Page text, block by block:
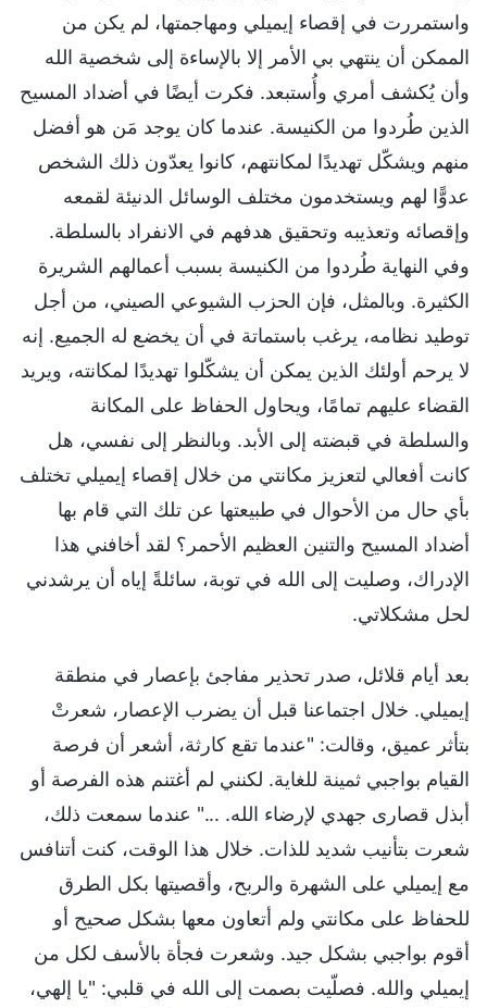
واستمررت في إقصاء إيميلي ومهاجمتها، لم يكن من
الممكن أن ينتهي بي الأمر إلا بالإساءة إلى شخصية الله
وأن يُكشف أمري وأُستبعد. فكرت أيضًا في أضداد المسيح
الذين طُردوا من الكنيسة. عندما كان يوجد مَن هو أفضل
منهم ويشكّل تهديدًا لمكانتهم، كانوا يعدّون ذلك الشخص
عدوًّا لهم ويستخدمون مختلف الوسائل الدنيئة لقمعه
وإقصائه وتعذيبه وتحقيق هدفهم في الانفراد بالسلطة.
وفي النهاية طُردوا من الكنيسة بسبب أعمالهم الشريرة
الكثيرة. وبالمثل، فإن الحزب الشيوعي الصيني، من أجل
توطيد نظامه، يرغب باستماتة في أن يخضع له الجميع. إنه
لا يرحم أولئك الذين يمكن أن يشكّلوا تهديدًا لمكانته، ويريد
القضاء عليهم تمامًا، ويحاول الحفاظ على المكانة
والسلطة في قبضته إلى الأبد. وبالنظر إلى نفسي، هل
كانت أفعالي لتعزيز مكانتي من خلال إقصاء إيميلي تختلف
بأي حال من الأحوال في طبيعتها عن تلك التي قام بها
أضداد المسيح والتنين العظيم الأحمر؟ لقد أخافني هذا
الإدراك، وصليت إلى الله في توبة، سائلةً إياه أن يرشدني
لحل مشكلاتي.
بعد أيام قلائل، صدر تحذير مفاجئ بإعصار في منطقة
إيميلي. خلال اجتماعنا قبل أن يضرب الإعصار، شعرتْ
بتأثر عميق، وقالت: "عندما تقع كارثة، أشعر أن فرصة
القيام بواجبي ثمينة للغاية. لكنني لم أغتنم هذه الفرصة أو
أبذل قصارى جهدي لإرضاء الله. ..." عندما سمعت ذلك،
شعرت بتأنيب شديد للذات. خلال هذا الوقت، كنت أتنافس
مع إيميلي على الشهرة والربح، وأقصيتها بكل الطرق
للحفاظ على مكانتي ولم أتعاون معها بشكل صحيح أو
أقوم بواجبي بشكل جيد. وشعرت فجأة بالأسف لكل من
إيميلي والله. فصلّيت بصمت إلى الله في قلبي: "يا إلهي،